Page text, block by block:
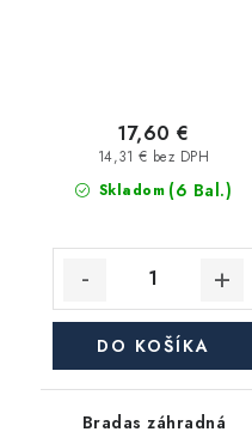
Skladom (6 Bal.)
14,31 € bez DPH
17,60 €
DO KOŠÍKA
Bradas záhradná